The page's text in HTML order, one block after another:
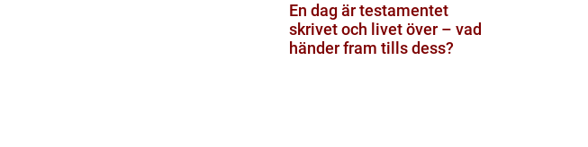
En dag är testamentet
skrivet och livet över – vad
händer fram tills dess?